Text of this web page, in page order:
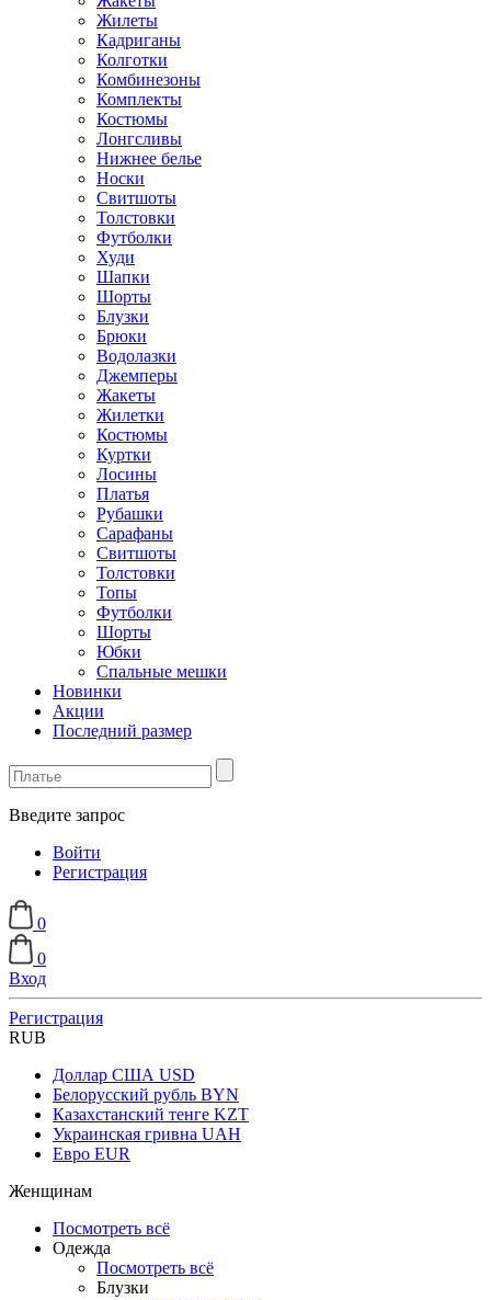
Жилеты
Кадриганы
Колготки
Комбинезоны
Комплекты
Костюмы
Лонгсливы
Нижнее белье
Носки
Свитшоты
Толстовки
Футболки
Худи
Шапки
Шорты
Блузки
Брюки
Водолазки
Джемперы
Жакеты
Жилетки
Костюмы
Куртки
Лосины
Платья
Рубашки
Сарафаны
Свитшоты
Толстовки
Топы
Футболки
Шорты
Юбки
Спальные мешки
Новинки
Акции
Последний размер
Введите запрос
Войти
Регистрация
0
0
Вход
Регистрация
RUB
Доллар США USD
Белорусский рубль BYN
Казахстанский тенге KZT
Украинская гривна UAH
Евро EUR
Женщинам
Посмотреть всё
Одежда
Посмотреть всё
Блузки